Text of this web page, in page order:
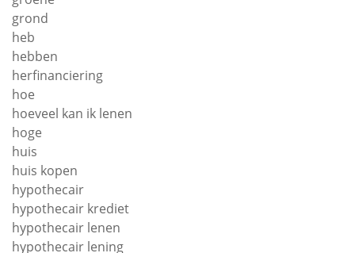
grond
heb
hebben
herfinanciering
hoe
hoeveel kan ik lenen
hoge
huis
huis kopen
hypothecair
hypothecair krediet
hypothecair lenen
hypothecair lening